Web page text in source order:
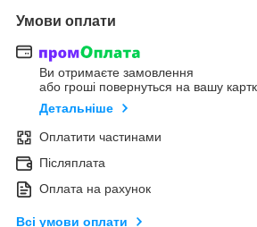
Умови оплати
Ви отримаєте замовлення
або гроші повернуться на вашу
Детальніше
Оплатити частинами
Післяплата
Оплата на рахунок
Всі умови оплати